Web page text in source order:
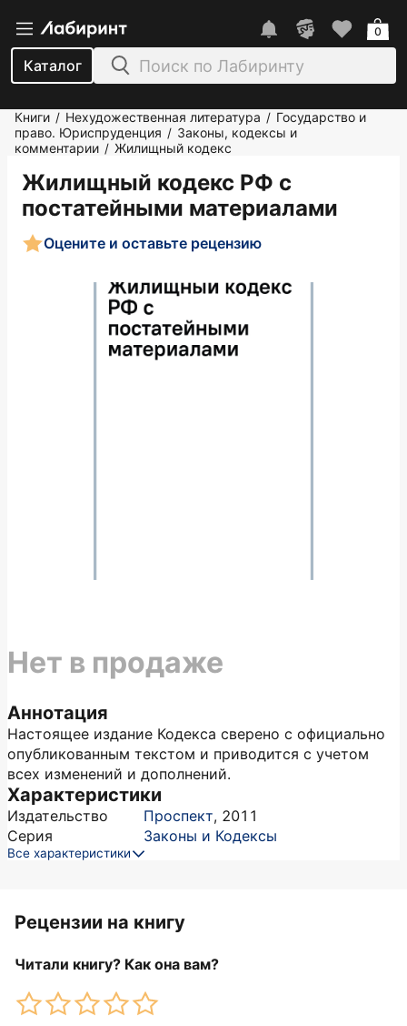
Каталог
0
Книги / Нехудожественная литература / Государство и
право. Юриспруденция / Законы, кодексы и
комментарии / Жилищный кодекс
Жилищный кодекс РФ с
постатейными материалами
Оцените и оставьте рецензию
Аннотация
Настоящее издание Кодекса сверено с официально
опубликованным текстом и приводится с учетом
всех изменений и дополнений.
Характеристики
Издательство Проспект, 2011
Серия
Законы и Кодексы
Все характеристики
Нет в продаже
Рецензии на книгу
Читали книгу? Как она вам?